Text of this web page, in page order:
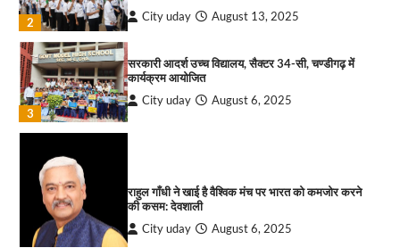
3
सोलर एनर्जी वेंडर्स एसोसिएशन (सेवा) ने पंजाब में सौर
परियोजनाओं की बाधाओं को दूर करने के लिए पीएसपीसीएल
City uday August 6, 2026
₹227 करोड़ का ‘टेबल एजेंडा घोटाला’ भाजपा के
भ्रष्टाचार, तानाशाही और लोकतंत्र की हत्या का सबसे बड़ा
2 City uday August 13, 2025
3
सरकारी आदर्श उच्च विद्यालय, सैक्टर 34-सी, चण्डीगढ़ में
कार्यक्रम आयोजित
City uday August 6, 2025
राहुल गाँधी ने खाई है वैश्विक मंच पर भारत को कमजोर करने
की कसम: देवशाली
City uday August 6, 2025